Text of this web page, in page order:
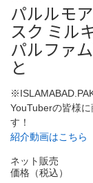
パルルモ
スク ミル
パルファ
と
YouTuberの皆様
す！
紹介動画はこちら
ネット販売
価格（税込）